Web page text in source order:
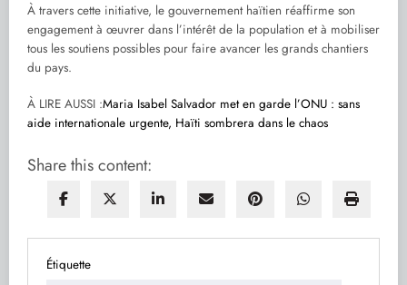
À travers cette initiative, le gouvernement haïtien réaffirme son
engagement à œuvrer dans l’intérêt de la population et à mobiliser
tous les soutiens possibles pour faire avancer les grands chantiers
du pays.
À LIRE AUSSI :Maria Isabel Salvador met en garde l’ONU : sans
aide internationale urgente, Haïti sombrera dans le chaos
Share this content:
Étiquette